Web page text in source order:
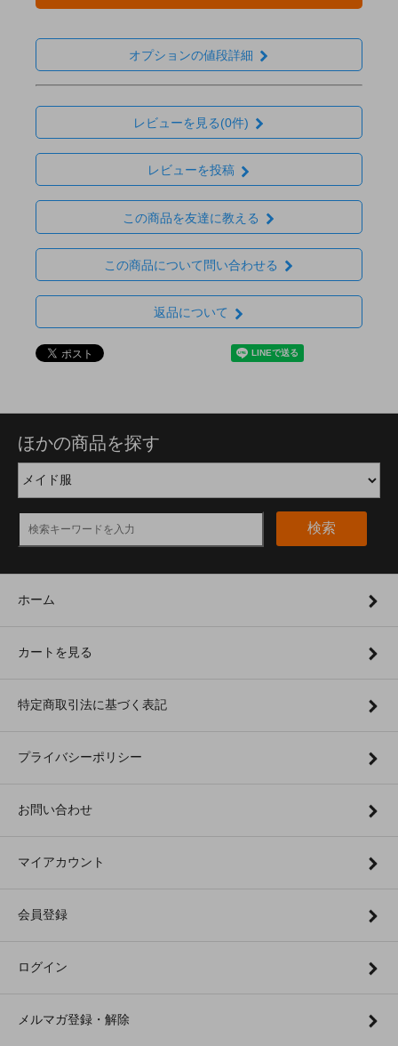
オプションの値段詳細
レビューを見る(0件)
レビューを投稿
この商品を友達に教える
この商品について問い合わせる
返品について
ほかの商品を探す
検索
ホーム
カートを見る
特定商取引法に基づく表記
プライバシーポリシー
お問い合わせ
マイアカウント
会員登録
ログイン
メルマガ登録・解除